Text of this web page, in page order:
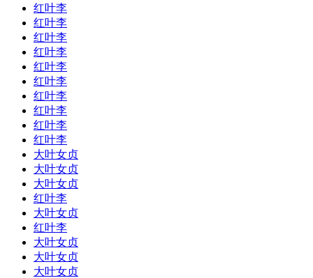
红叶李
红叶李
红叶李
红叶李
红叶李
红叶李
红叶李
红叶李
红叶李
红叶李
大叶女贞
大叶女贞
大叶女贞
红叶李
大叶女贞
红叶李
大叶女贞
大叶女贞
大叶女贞